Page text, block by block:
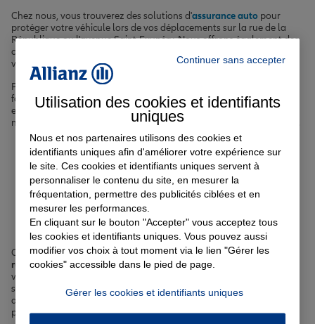
Chez nous, vous trouverez des solutions d'assurance auto pour
protéger votre véhicule lors de vos déplacements sur la rue de la
République ou l'avenue Saint-Exupéry. Nous offrons également des
contrats d'
vos biens.
Pour votre santé et celle de vos proches, nous proposons des
formules decomplémentaire santésur-mesure. Enfin, si vous
envisagez d'acquérir un bien immobilier à
Bellegarde-sur-Valserine
notre
assurance emprunteurvous accompagnera dans votre projet.
Votre assurance auto, moto
ou scooter à Bellegarde-sur-
Valserine
Circuler sereinement àBellegarde-sur-Valserine, que ce soit sur la
rue de la Républiqueou l'avenue Saint-Exupéry
vous soyez au volant de votre voiture, sur votre moto ou votre
scooter. Nous vous proposons des contrats d'assurance auto
adaptés à votre profil et à votre mode de conduite pour vous
protéger contre les risques du quotidien tels que :
Continuer sans accepter
Utilisation des cookies et identifiants
uniques
Nous et nos partenaires utilisons des cookies et
identifiants uniques afin d'améliorer votre expérience sur
le site. Ces cookies et identifiants uniques servent à
personnaliser le contenu du site, en mesurer la
fréquentation, permettre des publicités ciblées et en
mesurer les performances.
En cliquant sur le bouton "Accepter" vous acceptez tous
les cookies et identifiants uniques. Vous pouvez aussi
modifier vos choix à tout moment via le lien "Gérer les
cookies" accessible dans le pied de page.
Gérer les cookies et identifiants uniques